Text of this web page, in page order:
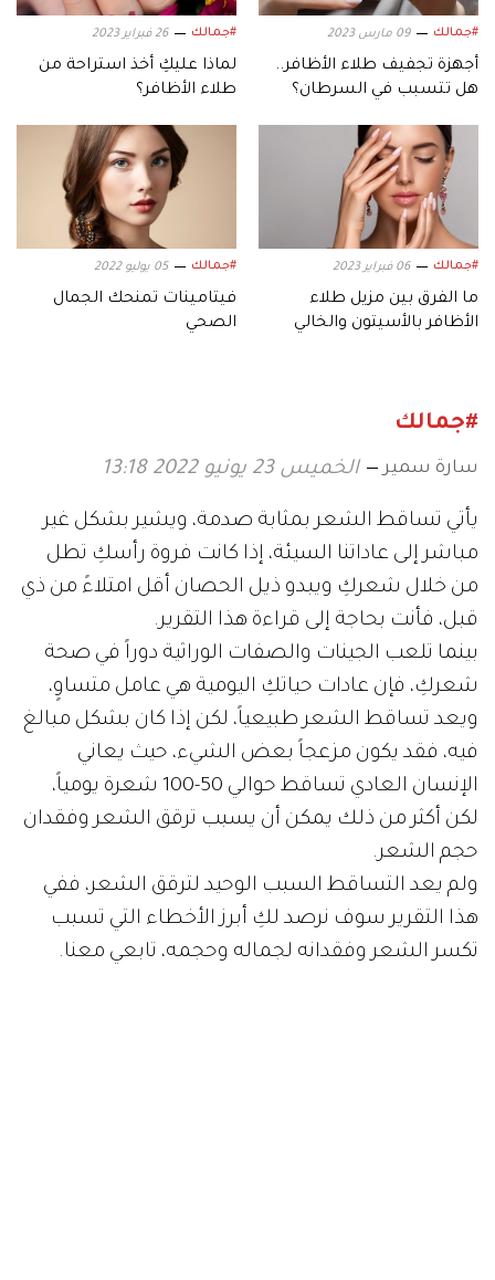
#جمالك 09 مارس 2023
أجهزة تجفيف طلاء الأظافر..
هل تتسبب في السرطان؟
#جمالك 26 فبراير 2023
لماذا عليكِ أخذ استراحة من
طلاء الأظافر؟
#جمالك 06 فبراير 2023
ما الفرق بين مزيل طلاء
الأظافر بالأسيتون والخالي
#جمالك 05 يوليو 2022
فيتامينات تمنحك الجمال
الصحي
#جمالك
سارة سمير الخميس 23 يونيو 2022 13:18
يأتي تساقط الشعر بمثابة صدمة، ويشير بشكل غير
مباشر إلى عاداتنا السيئة، إذا كانت فروة رأسكِ تطل
من خلال شعركِ ويبدو ذيل الحصان أقل امتلاءً من ذي
قبل، فأنت بحاجة إلى قراءة هذا التقرير.
بينما تلعب الجينات والصفات الوراثية دوراً في صحة
شعركِ، فإن عادات حياتكِ اليومية هي عامل متساوٍ،
ويعد تساقط الشعر طبيعياً، لكن إذا كان بشكل مبالغ
فيه، فقد يكون مزعجاً بعض الشيء، حيث يعاني
الإنسان العادي تساقط حوالي 50-100 شعرة يومياً،
لكن أكثر من ذلك يمكن أن يسبب ترقق الشعر وفقدان
حجم الشعر.
ولم يعد التساقط السبب الوحيد لترقق الشعر، ففي
هذا التقرير سوف نرصد لكِ أبرز الأخطاء التي تسبب
تكسر الشعر وفقدانه لجماله وحجمه، تابعي معنا.